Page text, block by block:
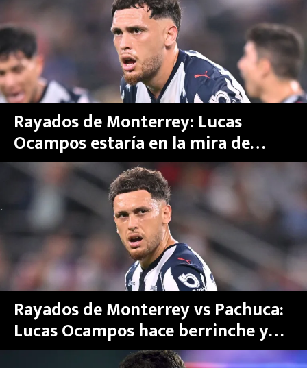
Rayados de Monterrey: Lucas
Ocampos estaría en la mira de
gigante de Sudamérica
Rayados de Monterrey vs Pachuca:
Lucas Ocampos hace berrinche y
tiene reprobable desplante con